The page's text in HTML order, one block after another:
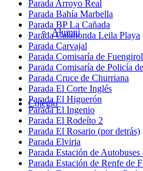
Alumni
Colegio
Parada Arroyo Real
Parada Bahía Marbella
Parada BP La Cañada
Parada Calahonda Leila Playa
Parada Carvajal
Parada Comisaría de
Parada Comisaría de Policía
Parada Cruce de Churriana
Parada El Corte Inglés
Parada El Higuerón
Parada El Ingenio
Parada El Rodeíto 2
Parada El Rosario (por detrás)
Parada Elviria
Parada Estación de
Parada Estación de Renfe de